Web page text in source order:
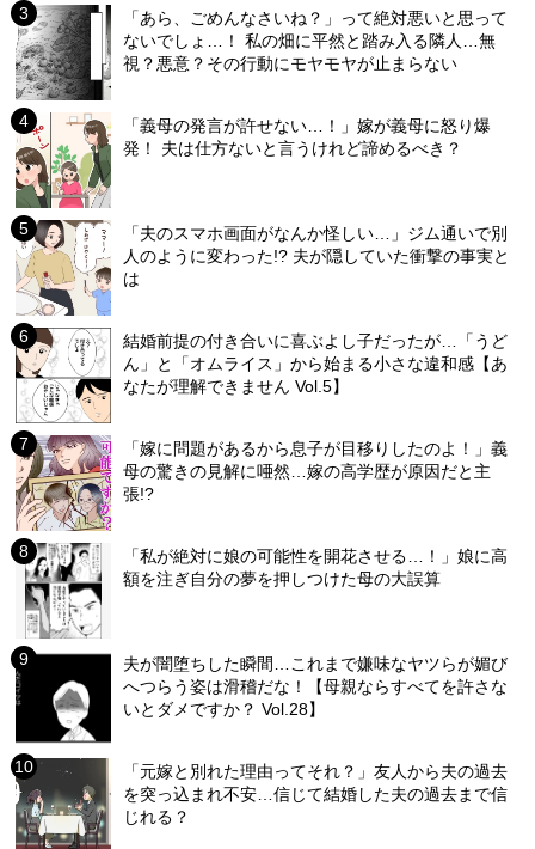
「あら、ごめんなさいね？」って絶対悪いと思って
ないでしょ…！ 私の畑に平然と踏み入る隣人…無
視？悪意？その行動にモヤモヤが止まらない
「義母の発言が許せない…！」嫁が義母に怒り爆
発！ 夫は仕方ないと言うけれど諦めるべき？
「夫のスマホ画面がなんか怪しい…」ジム通いで別
人のように変わった!? 夫が隠していた衝撃の事実と
は
結婚前提の付き合いに喜ぶよし子だったが…「うど
ん」と「オムライス」から始まる小さな違和感【あ
なたが理解できません Vol.5】
「嫁に問題があるから息子が目移りしたのよ！」義
母の驚きの見解に唖然…嫁の高学歴が原因だと主
張!?
「私が絶対に娘の可能性を開花させる…！」娘に高
額を注ぎ自分の夢を押しつけた母の大誤算
夫が闇堕ちした瞬間…これまで嫌味なヤツらが媚び
へつらう姿は滑稽だな！【母親ならすべてを許さな
いとダメですか？ Vol.28】
「元嫁と別れた理由ってそれ？」友人から夫の過去
を突っ込まれ不安…信じて結婚した夫の過去まで信
じれる？